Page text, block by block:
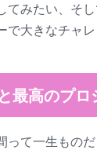
てみたい、そ
で大きなチャ
最高のプロ
って一生もの